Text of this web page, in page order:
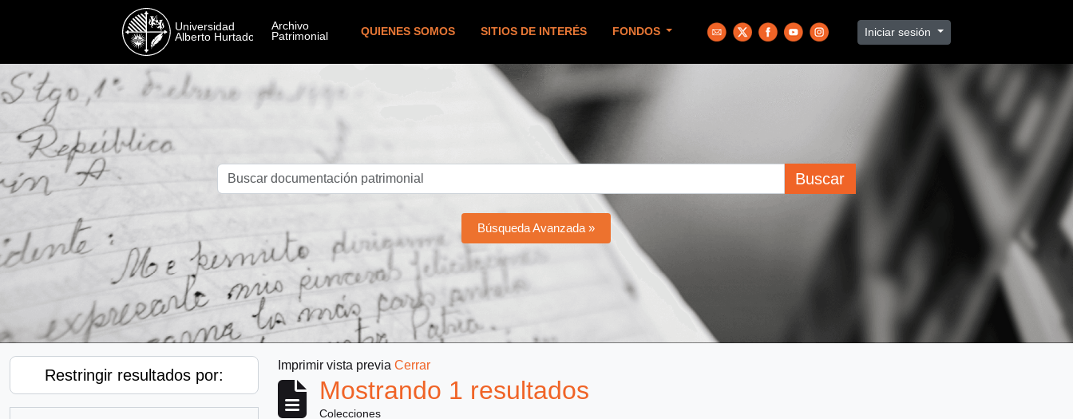
QUIENES SOMOS SITIOS DE INTERÉS FONDOS Iniciar sesión
Buscar
Búsqueda Avanzada »
Restringir resultados por:
Imprimir vista previa Cerrar
Mostrando 1 resultados
Colecciones